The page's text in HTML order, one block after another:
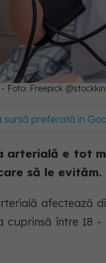
Foto: Freepick
sursă preferată în
arterială e tot
să le
afectează
cuprinsă între 18